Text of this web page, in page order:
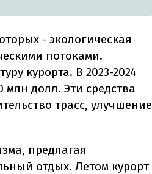
- экологическая
потоками.
курорта. В 2023-2024
долл. Эти средства
трасс, улучшение
предлагая
отдых. Летом курорт